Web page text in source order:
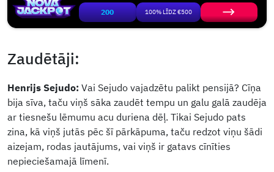
200 100% LĪDZ €500
Zaudētāji:
Henrijs Sejudo: Vai Sejudo vajadzētu palikt pensijā? Cīņa
bija sīva, taču viņš sāka zaudēt tempu un galu galā zaudēja
ar tiesnešu lēmumu acu duriena dēļ. Tikai Sejudo pats
zina, kā viņš jutās pēc šī pārkāpuma, taču redzot viņu šādi
aizejam, rodas jautājums, vai viņš ir gatavs cīnīties
nepieciešamajā līmenī.